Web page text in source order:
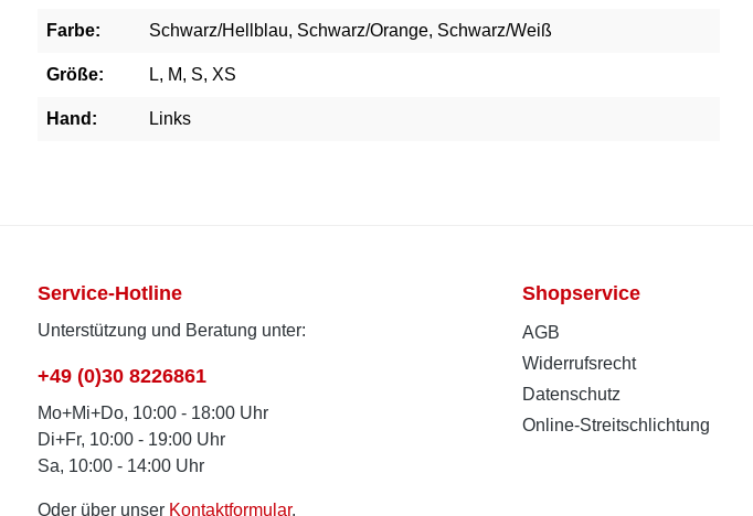
Farbe: Schwarz/Hellblau, Schwarz/Orange, Schwarz/Weiß
Größe: L, M, S, XS
Hand: Links
Service-Hotline
Unterstützung und Beratung unter:
+49 (0)30 8226861
Mo+Mi+Do, 10:00 - 18:00 Uhr
Di+Fr, 10:00 - 19:00 Uhr
Sa, 10:00 - 14:00 Uhr
Oder über unser Kontaktformular.
Shopservice
AGB
Widerrufsrecht
Datenschutz
Online-Streitschlichtung